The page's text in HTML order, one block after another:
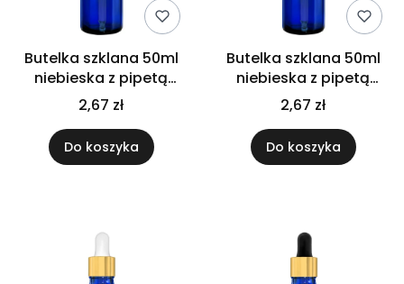
Butelka szklana 50ml
niebieska z pipetą
gwarancyjną
2,67 zł
Do koszyka
Butelka szklana 50ml
niebieska z pipetą
srebrną
2,67 zł
Do koszyka